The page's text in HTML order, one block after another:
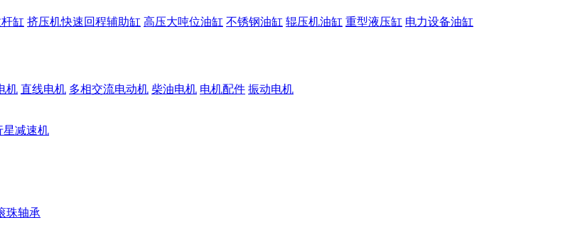
缸 挤压机快速回程辅助缸 高压大吨位油缸 不锈钢油缸 辊压机油缸 重型液压缸 电力设备油缸
机 直线电机 多相交流电动机 柴油电机 电机配件 振动电机
星减速机
珠轴承